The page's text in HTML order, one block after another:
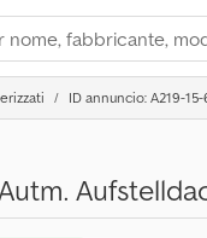
ID annuncio: A219-15-